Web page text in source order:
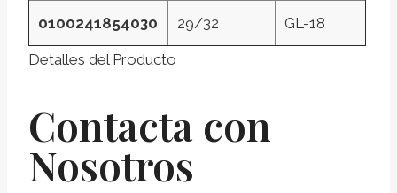
0100241854030 29/32 GL-18
Detalles del Producto
Contacta con
Nosotros